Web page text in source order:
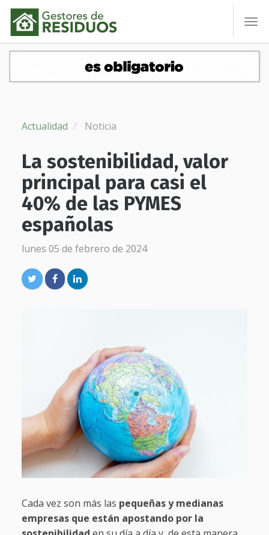
Actualidad Noticia
La sostenibilidad, valor
principal para casi el
40% de las PYMES
españolas
lunes 05 de febrero de 2024
Cada vez son más las pequeñas y medianas
empresas que están apostando por la